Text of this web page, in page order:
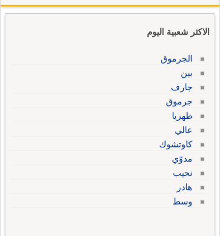
الاكثر شعبية اليوم
الجرموق
بين
جارف
جرموق
ظهريا
عالي
كاوتشوك
مدوّي
نحيب
هادر
وسط